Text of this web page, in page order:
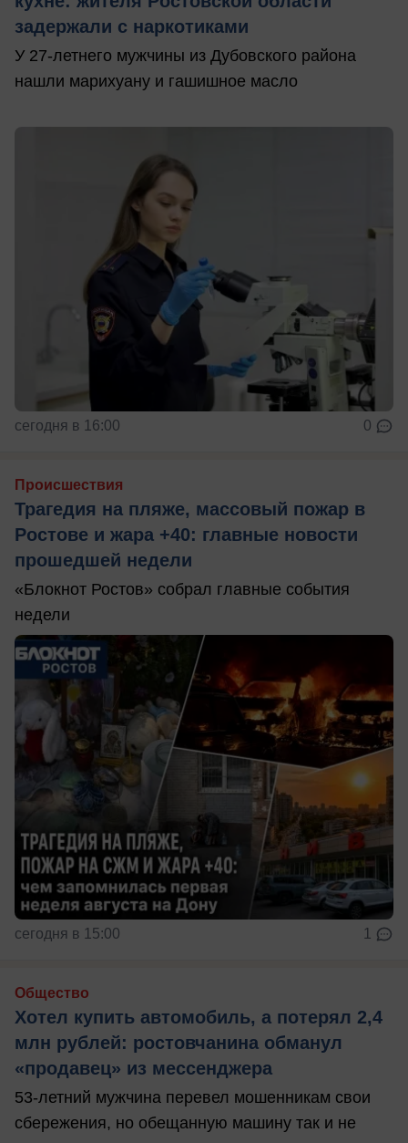
задержали с наркотиками
У 27-летнего мужчины из Дубовского района
нашли марихуану и гашишное масло
сегодня в 16:00 0
Происшествия
Трагедия на пляже, массовый пожар в
Ростове и жара +40: главные новости
прошедшей недели
«Блокнот Ростов» собрал главные события
недели
сегодня в 15:00 1
Общество
Хотел купить автомобиль, а потерял 2,4
млн рублей: ростовчанина обманул
«продавец» из мессенджера
53-летний мужчина перевел мошенникам свои
сбережения, но обещанную машину так и не